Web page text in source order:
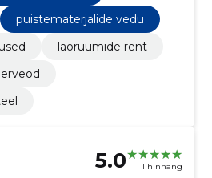
puistematerjalide vedu
laoruumide rent
5.0 1 hinnang